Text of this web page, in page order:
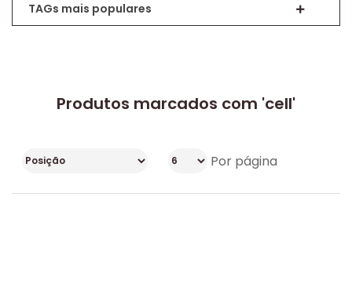
TAGs mais populares
Produtos marcados com 'cell'
Por página